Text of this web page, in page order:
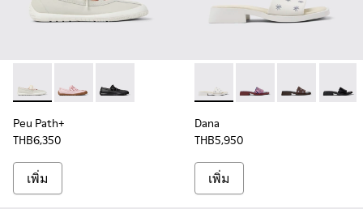
Peu Path+ - K201921-001 - รองเท้าบัลเลริน่าหนังสีขาวสําหรั
Peu Path+ - K201921-004
Peu Path+ - K201921-002
Peu Path+
THB6,350
เพิ่ม
Dana - K201740-008 - รอ
Dana - K201740-
Dana -Dana
Dana
THB5,950
เพิ่ม